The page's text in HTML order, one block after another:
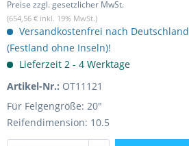
Preise zzgl. gesetzlicher MwSt.
(654,56 € inkl. 19% MwSt.)
Versandkostenfrei nach Deutschland
(Festland ohne Inseln)!
Lieferzeit 2 - 4 Werktage
Artikel-Nr.: OT11121
Für Felgengröße: 20"
Reifendimension: 10.5